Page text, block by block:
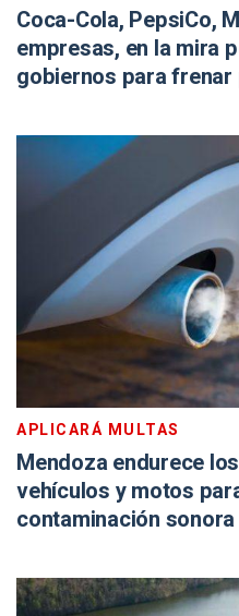
Coca-Cola, PepsiCo,
empresas, en la mira
gobiernos para
APLICARÁ MULTAS
Mendoza endurece
vehículos y motos
contaminación sonora